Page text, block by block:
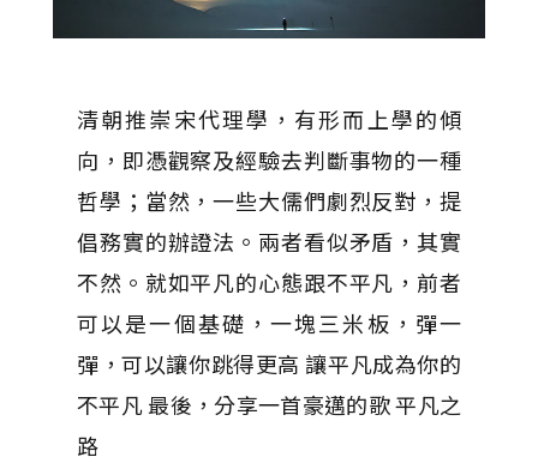
清朝推崇宋代理學，有形而上學的傾
向，即憑觀察及經驗去判斷事物的一種
哲學；當然，一些大儒們劇烈反對，提
倡務實的辦證法。兩者看似矛盾，其實
不然。就如平凡的心態跟不平凡，前者
可以是一個基礎，一塊三米板，彈一
彈，可以讓你跳得更高 讓平凡成為你的
不平凡 最後，分享一首豪邁的歌 平凡之
路